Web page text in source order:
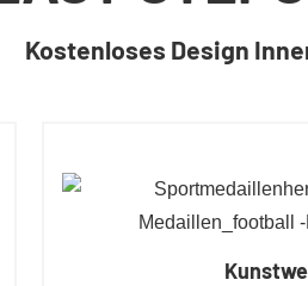
Kostenloses Design